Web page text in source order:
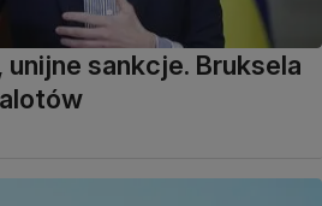
sankcje. Bruksela